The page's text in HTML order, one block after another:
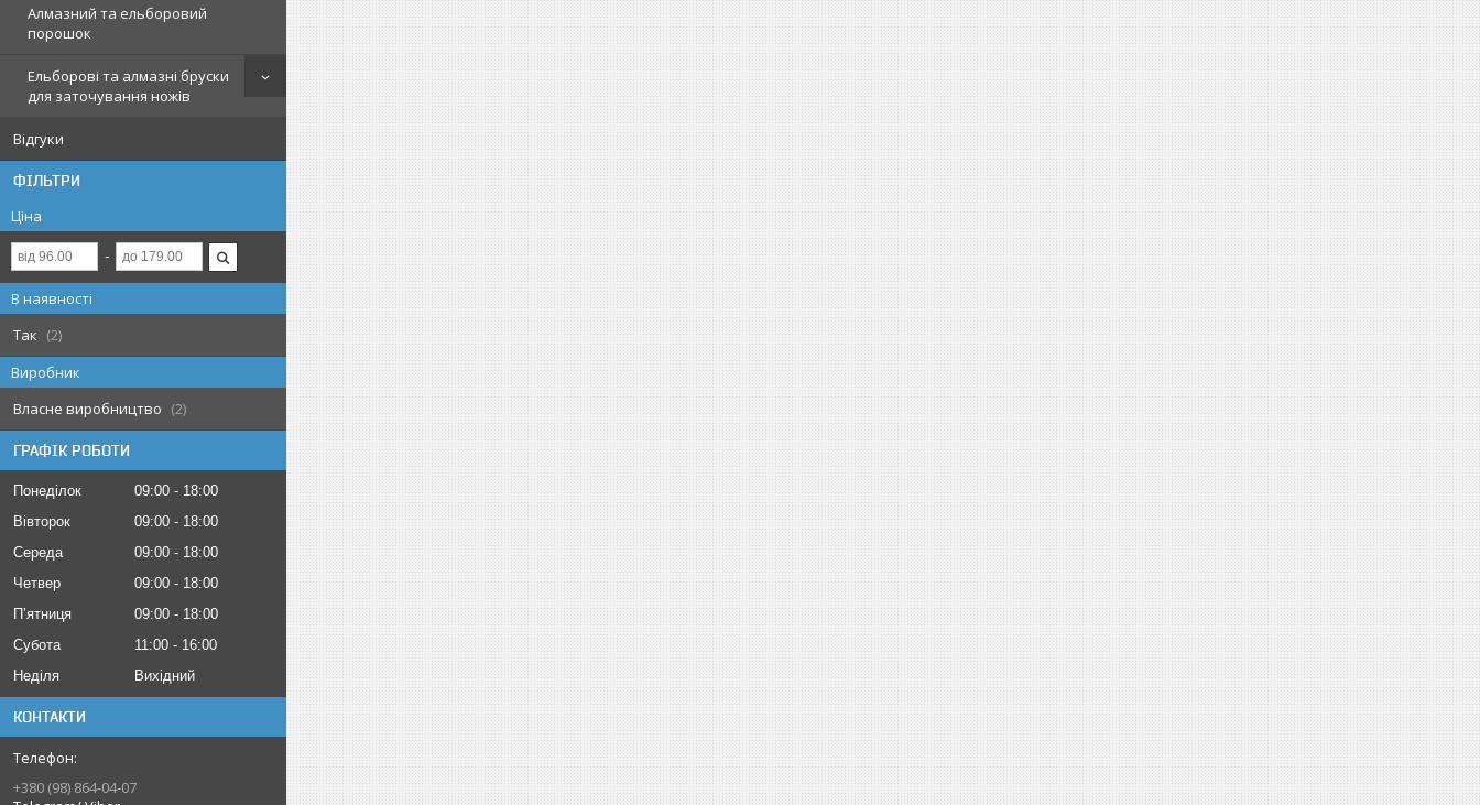
Алмазний та ельборовий
порошок
Ельборові та алмазні бруски
для заточування ножів
Відгуки
ФІЛЬТРИ
Ціна
В наявності
Так
2
Виробник
Власне виробництво
2
ГРАФІК РОБОТИ
Понеділок 09:00
18:00
Вівторок
09:00
18:00
Середа
09:00
18:00
Четвер
09:00
18:00
Пʼятниця
09:00
18:00
Субота
11:00
16:00
Неділя
Вихідний
КОНТАКТИ
+380 (98) 864-04-07